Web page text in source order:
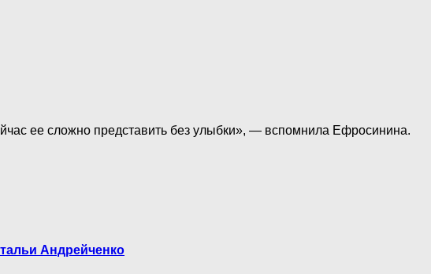
ее сложно представить без улыбки», — вспомнила Ефросинина.
Андрейченко